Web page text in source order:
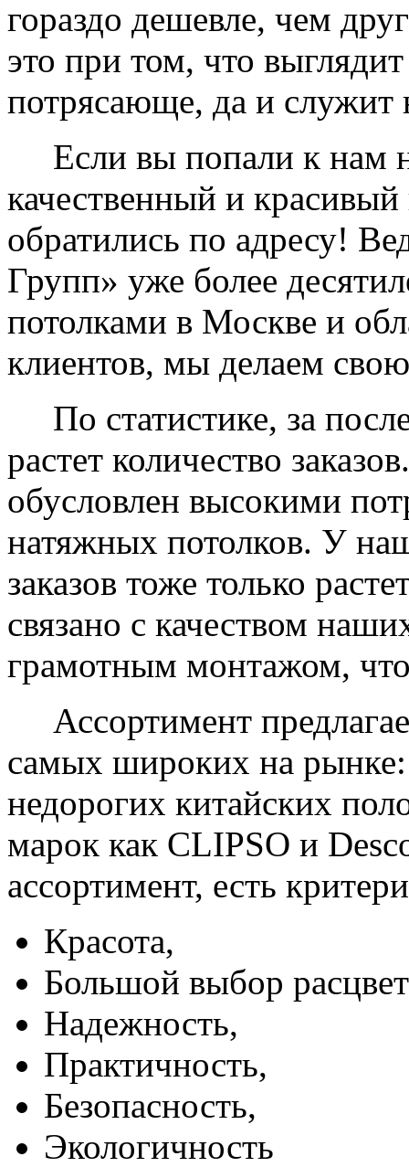
гораздо дешевле, чем
это при том, что
потрясающе, да и служит
Если вы попали к нам
качественный и
обратились по адресу!
Групп» уже более
потолками в Москве и
клиентов, мы делаем
По статистике, за
растет количество
обусловлен высокими
натяжных потолков. У
заказов тоже только
связано с качеством
грамотным монтажом,
Ассортимент
самых широких на
недорогих китайских
марок как CLIPSO и
ассортимент, есть
Красота,
Большой выбор
Надежность,
Практичность,
Безопасность,
Экологичность